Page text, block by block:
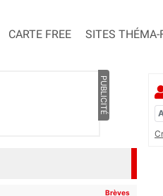
CARTE FREE SITES THÉMA-
PUBLICITÉ
Brèves